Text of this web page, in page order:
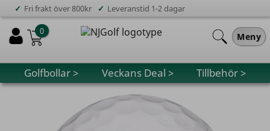
✓ Fri frakt över 800kr ✓ Leveranstid 1-2 dagar
Meny
0
Golfbollar > Veckans Deal > Tillbehör >